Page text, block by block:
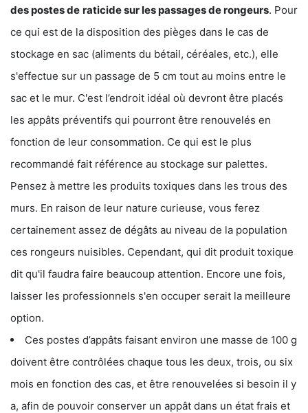
des postes de raticide sur les passages de rongeurs. Pour
ce qui est de la disposition des pièges dans le cas de
stockage en sac (aliments du bétail, céréales, etc.), elle
s'effectue sur un passage de 5 cm tout au moins entre le
sac et le mur. C'est l’endroit idéal où devront être placés
les appâts préventifs qui pourront être renouvelés en
fonction de leur consommation. Ce qui est le plus
recommandé fait référence au stockage sur palettes.
Pensez à mettre les produits toxiques dans les trous des
murs. En raison de leur nature curieuse, vous ferez
certainement assez de dégâts au niveau de la population
ces rongeurs nuisibles. Cependant, qui dit produit toxique
dit qu'il faudra faire beaucoup attention. Encore une fois,
laisser les professionnels s'en occuper serait la meilleure
option.
Ces postes d’appâts faisant environ une masse de 100 g
doivent être contrôlées chaque tous les deux, trois, ou six
mois en fonction des cas, et être renouvelées si besoin il y
a, afin de pouvoir conserver un appât dans un état frais et